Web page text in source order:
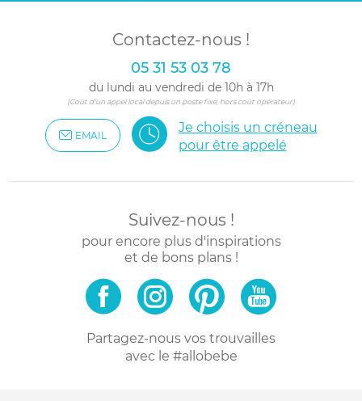
Contactez-nous !
05 31 53 03 78
du lundi au vendredi de 10h à 17h
(Coût d'un appel local depuis un poste fixe, hors coût opérateur)
EMAIL
Je choisis un créneau
pour être appelé
Suivez-nous !
pour encore plus d'inspirations
et de bons plans !
Partagez-nous vos trouvailles
avec le #allobebe